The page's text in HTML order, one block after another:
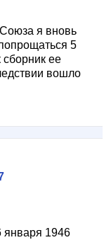
я вновь
5
сборник ее
вошло
января 1946